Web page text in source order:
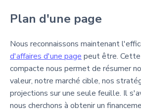
Plan d'une page
Nous reconnaissons maintenant
d'affaires d'une page peut être.
compacte nous permet de résumer
valeur, notre marché cible, nos
projections sur une seule feuille. Il
nous cherchons à obtenir un